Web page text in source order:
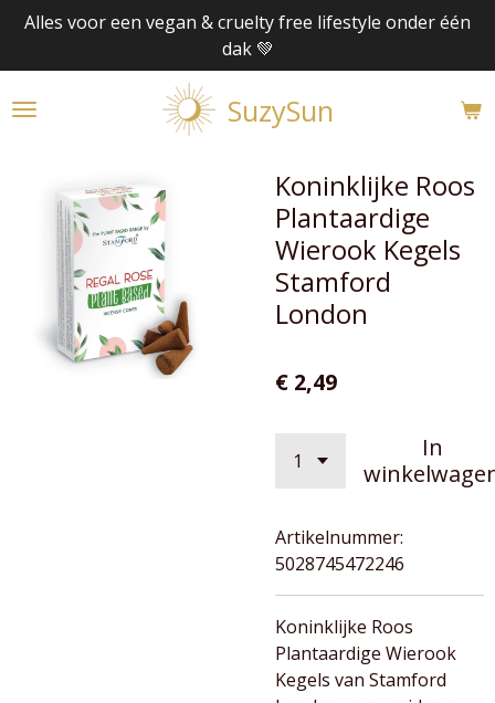
Ga
naar
de
SuzySun
Alles voor een vegan & cruelty free lifestyle onder één
dak 💚
Koninklijke Roos
Plantaardige
Wierook Kegels
Stamford
London
€ 2,49
In
Artikelnummer:
5028745472246
Koninklijke Roos
Plantaardige Wierook
Kegels van Stamford